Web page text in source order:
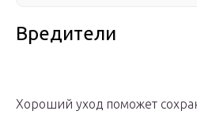
Вредители
Хороший уход поможет